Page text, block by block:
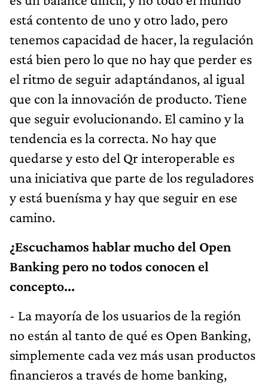
está contento de uno y otro lado, pero
tenemos capacidad de hacer, la regulación
está bien pero lo que no hay que perder es
el ritmo de seguir adaptándanos, al igual
que con la innovación de producto. Tiene
que seguir evolucionando. El camino y la
tendencia es la correcta. No hay que
quedarse y esto del Qr interoperable es
una iniciativa que parte de los reguladores
y está buenísma y hay que seguir en ese
camino.
¿Escuchamos hablar mucho del Open
Banking pero no todos conocen el
concepto...
- La mayoría de los usuarios de la región
no están al tanto de qué es Open Banking,
simplemente cada vez más usan productos
financieros a través de home banking,